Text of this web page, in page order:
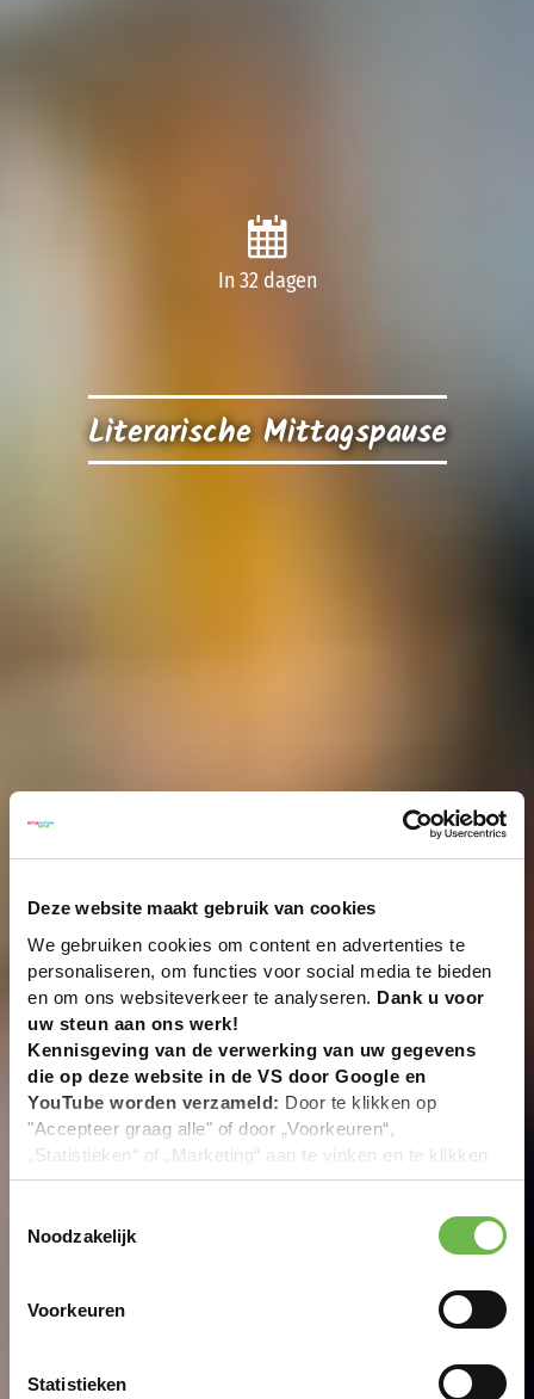
Deze website maakt gebruik van cookies
We gebruiken cookies om content en advertenties te
personaliseren, om functies voor social media te bieden
en om ons websiteverkeer te analyseren. Dank u voor
uw steun aan ons werk!
Kennisgeving van de verwerking van uw gegevens
die op deze website in de VS door Google en
YouTube worden verzameld: Door te klikken op
"Accepteer graag alle" of door „Voorkeuren“,
„Statistieken“ of „Marketing“ aan te vinken en te klikken
op "Selectie handmatig instellen", stemt u er ook mee in
overeenstemming met Art. 49 (1) zin 1 lit. a DSGVO. De
VS zijn door het Europees Hof van Justitie beoordeeld
gegevensbescherming volgens EU-normen. In het
Amerikaanse autoriteiten worden verwerkt voor controle-
en toezichtdoeleinden, mogelijk ook zonder enig
Noodzakelijk
Voorkeuren
Statistieken
In 32 dagen
Literarische Mittagspause